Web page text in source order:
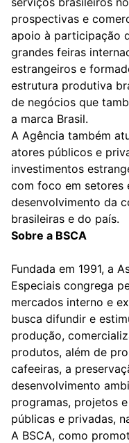
prospectivas e
apoio à participação
grandes feiras
estrangeiros e
estrutura produtiva
de negócios que
a marca Brasil.
A Agência também
atores públicos e
investimentos
com foco em setores
desenvolvimento da
brasileiras e do país.
Sobre a BSCA
Fundada em 1991, a
Especiais congrega
mercados interno e
busca difundir e
produção,
produtos, além de
cafeeiras, a
desenvolvimento
programas, projetos
públicas e privadas,
A BSCA, como